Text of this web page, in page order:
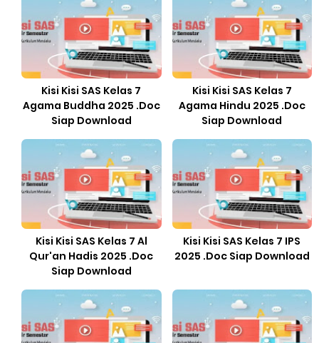
Kisi Kisi SAS Kelas 7
Agama Buddha 2025 .Doc
Siap Download
Kisi Kisi SAS Kelas 7
Agama Hindu 2025 .Doc
Siap Download
Kisi Kisi SAS Kelas 7 Al
Qur'an Hadis 2025 .Doc
Siap Download
Kisi Kisi SAS Kelas 7 IPS
2025 .Doc Siap Download